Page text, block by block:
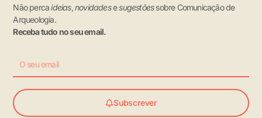
Não percaideias,novidadesesugestõessobre Comunicação de
Arqueologia.
Receba tudo no seu email.
Subscrever